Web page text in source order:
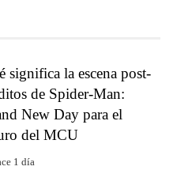
significa la escena post-
de Spider-Man:
New Day para el
del MCU
1 día